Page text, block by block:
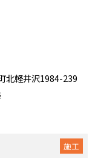
北軽井沢1984-239
施工